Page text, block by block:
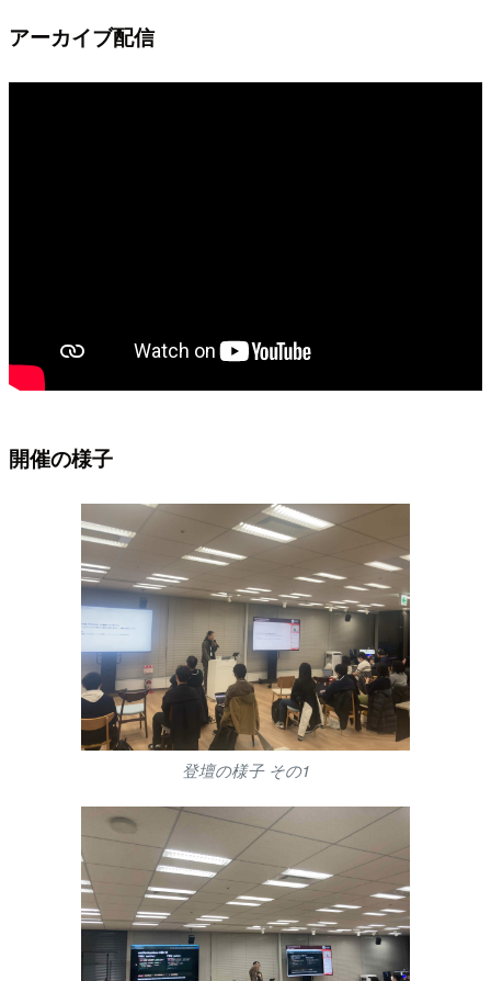
アーカイブ配信
開催の様子
登壇の様子 その1